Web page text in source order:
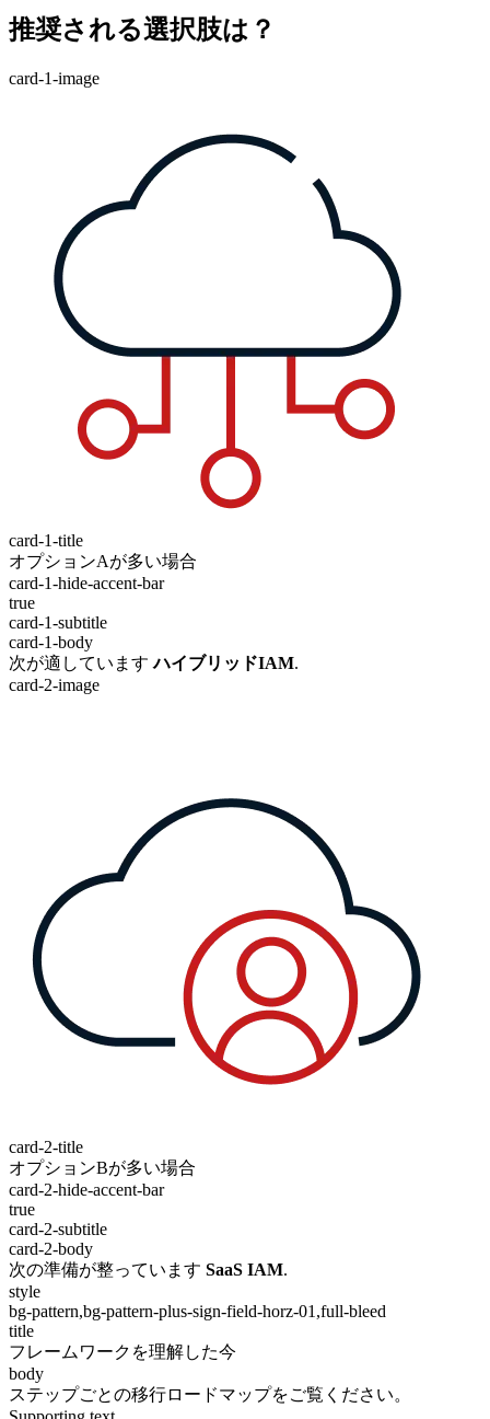
推奨される選択肢は？
card-1-image
card-1-title
オプションAが多い場合
card-1-hide-accent-bar
true
card-1-subtitle
card-1-body
次が適していますハイブリッドIAM.
card-2-image
card-2-title
オプションBが多い場合
card-2-hide-accent-bar
true
card-2-subtitle
card-2-body
次の準備が整っています SaaS IAM.
style
bg-pattern,bg-pattern-plus-sign-field-horz-01,full-bleed
title
フレームワークを理解した今
body
ステップごとの移行ロードマップをご覧ください。